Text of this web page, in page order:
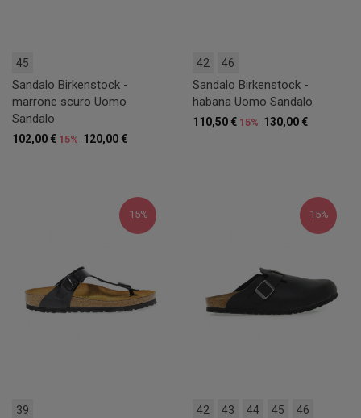
45
Sandalo Birkenstock -
marrone scuro Uomo
Sandalo
120,00 €
102,00 € 15%
42 46
Sandalo Birkenstock -
habana Uomo Sandalo
130,00 €
110,50 € 15%
15%
39
15%
42 43 44 45 46